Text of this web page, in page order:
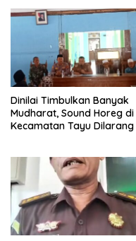
Dinilai Timbulkan Banyak
Mudharat, Sound Horeg di
Kecamatan Tayu Dilarang